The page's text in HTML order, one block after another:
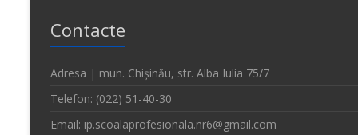
Contacte
Adresa | mun. Chișinău, str. Alba Iulia 75/7
Telefon: (022) 51-40-30
Email: ip.scoalaprofesionala.nr6@gmail.com